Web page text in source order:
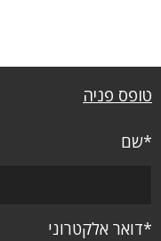
טופס פניה
*שם
*דואר אלקטרוני